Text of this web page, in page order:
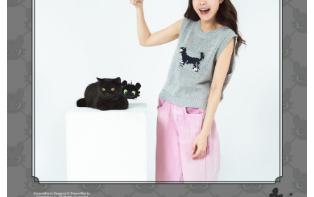
４．使用「AFTEE先享後付」時，將依據個別帳號之用戶狀況，依本公司即
時審查核予不同之上限額度；若仍有額度不足之情形，本公司將視審查結果
５．嚴禁一人註冊多個帳號或使用他人資訊註冊。若發現惡意使用之情形，
恩沛科技股份有限公司將有權停止該用戶之使用額度並採取法律行動。
每筆NT$120，滿NT$1,200(含以上)免運費
黑貓宅配
貨到付款(無配送離島)
每筆NT$130，滿NT$1,200(含以上)免運費